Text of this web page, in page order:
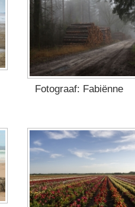
Fotograaf: Fabiënne